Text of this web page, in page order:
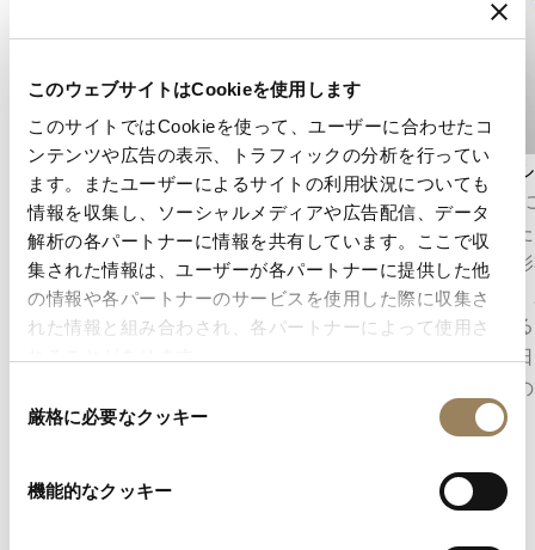
このウェブサイトはCookieを使用します
このサイトではCookieを使って、ユーザーに合わせたコ
ンテンツや広告の表示、トラフィックの分析を行ってい
ます。またユーザーによるサイトの利用状況についても
情報を収集し、ソーシャルメディアや広告配信、データ
解析の各パートナーに情報を共有しています。ここで収
集された情報は、ユーザーが各パートナーに提供した他
の情報や各パートナーのサービスを使用した際に収集さ
れた情報と組み合わされ、各パートナーによって使用さ
厳格に必要なクッキー
機能的なクッキー
秒表示
秒表示は、時の流れを正確に把握することを可
能にします。ムーブメントの構造に応じて、セ
ンターセコンドとして表示される場合もあれ
ば、文字盤のデザインに組み込まれたオフセン
ターのスモールセコンドとして表示される場合
もあります。
トゥー
1801年
明され
重力の
構です
に収め
り、今
な発明